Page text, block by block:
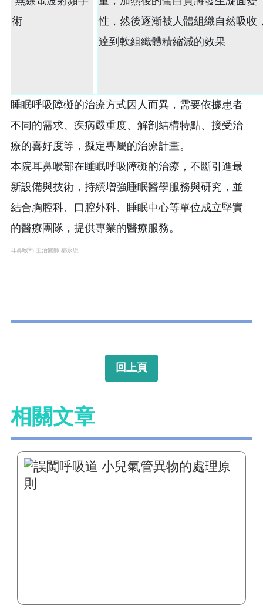
術
性，然後逐漸被人體組織自然吸收
達到軟組織體積縮減的效果
睡眠呼吸障礙的治療方式因人而異，需要依據患者
不同的需求、疾病嚴重度、解剖結構特點、接受治
療的喜好度等，擬定專屬的治療計畫。
本院耳鼻喉部在睡眠呼吸障礙的治療，不斷引進最
新設備與技術，持續增強睡眠醫學服務與研究，並
結合胸腔科、口腔外科、睡眠中心等單位成立堅實
的醫療團隊，提供專業的醫療服務。
耳鼻喉部 主治醫師 鄒永恩
回上頁
相關文章